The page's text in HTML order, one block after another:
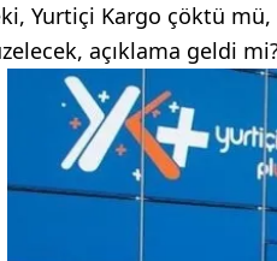
Yurtiçi Kargo çöktü mü,
açıklama geldi